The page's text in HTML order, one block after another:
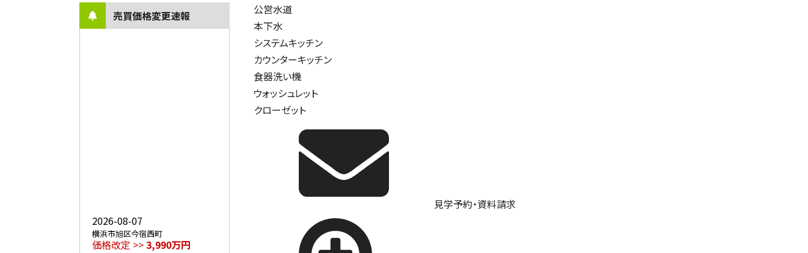
売買価格変更速報
2026-08-07
横浜市旭区今宿西町
価格改定 >>3,990万円
公営水道
本下水
システムキッチン
カウンターキッチン
食器洗い機
ウォッシュレット
クローゼット
見学予約・資料請求